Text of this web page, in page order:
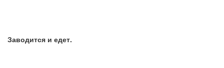
Заводится и едет.